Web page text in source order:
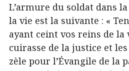
L’armure du soldat dans
la vie est la suivante : «
ayant ceint vos reins de la
cuirasse de la justice et
zèle pour l’Évangile de la